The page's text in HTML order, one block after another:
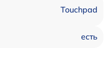
Touchpad
есть